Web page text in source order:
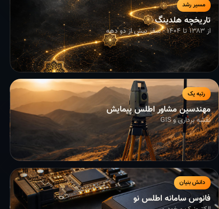
مسیر رشد
تاریخچه هلدینگ
از ۱۳۸۳ تا ۱۴۰۴ - سفر بیش از دو دهه
رتبه یک
مهندسین مشاور اطلس پیمایش
نقشه برداری و GIS
دانش بنیان
فانوس سامانه اطلس نو